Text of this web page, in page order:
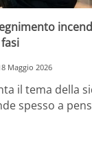
Maggio 2026
il tema della
spesso a